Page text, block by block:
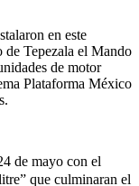
en este
de Tepezala el Mando
de motor
Plataforma México
de mayo con el
que culminaran el